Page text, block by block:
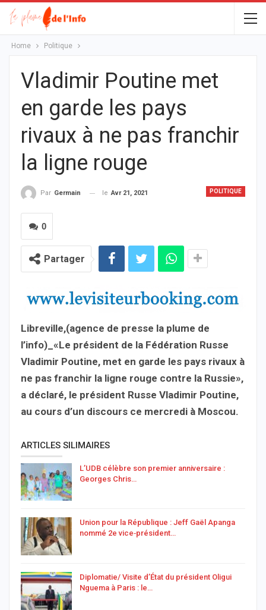
Home Politique
Vladimir Poutine met
en garde les pays
rivaux à ne pas franchir
la ligne rouge
POLITIQUE
Par Germain le Avr 21, 2021
0
Partager
Libreville,(agence de presse la plume de
l’info)_«Le président de la Fédération Russe
Vladimir Poutine, met en garde les pays rivaux à
ne pas franchir la ligne rouge contre la Russie»,
a déclaré, le président Russe Vladimir Poutine,
au cours d’un discours ce mercredi à Moscou.
ARTICLES SILIMAIRES
L’UDB célèbre son premier anniversaire :
Georges Chris…
Union pour la République : Jeff Gaël Apanga
nommé 2e vice‑président…
Diplomatie/ Visite d’État du président Oligui
Nguema à Paris : le…